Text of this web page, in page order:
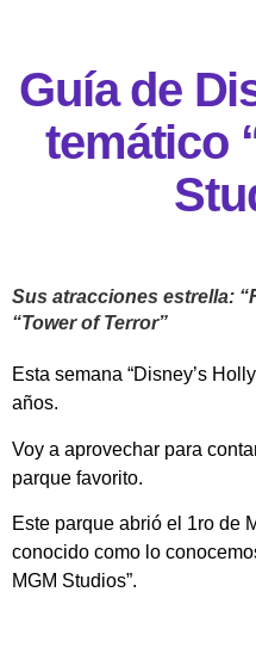
Guía de
temático
Sus atracciones estrella:
“Tower of Terror”
Esta semana “Disney’s
años.
Voy a aprovechar para
parque favorito.
Este parque abrió el 1ro de
conocido como lo
MGM Studios”.